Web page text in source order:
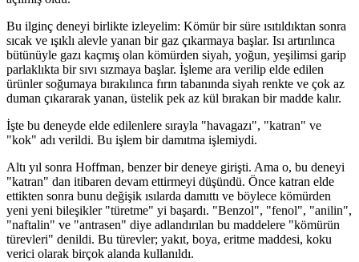
Bu ilginç deneyi birlikte izleyelim: Kömür bir süre ısıtıldıktan sonra
sıcak ve ışıklı alevle yanan bir gaz çıkarmaya başlar. Isı artırılınca
bütünüyle gazı kaçmış olan kömürden siyah, yoğun, yeşilimsi garip
parlaklıkta bir sıvı sızmaya başlar. İşleme ara verilip elde edilen
ürünler soğumaya bırakılınca fırın tabanında siyah renkte ve çok az
duman çıkararak yanan, üstelik pek az kül bırakan bir madde kalır.
İşte bu deneyde elde edilenlere sırayla "havagazı", "katran" ve
"kok" adı verildi. Bu işlem bir damıtma işlemiydi.
Altı yıl sonra Hoffman, benzer bir deneye girişti. Ama o, bu deneyi
"katran" dan itibaren devam ettirmeyi düşündü. Önce katran elde
ettikten sonra bunu değişik ısılarda damıttı ve böylece kömürden
yeni yeni bileşikler "türetme" yi başardı. "Benzol", "fenol", "anilin",
"naftalin" ve "antrasen" diye adlandırılan bu maddelere "kömürün
türevleri" denildi. Bu türevler; yakıt, boya, eritme maddesi, koku
verici olarak birçok alanda kullanıldı.